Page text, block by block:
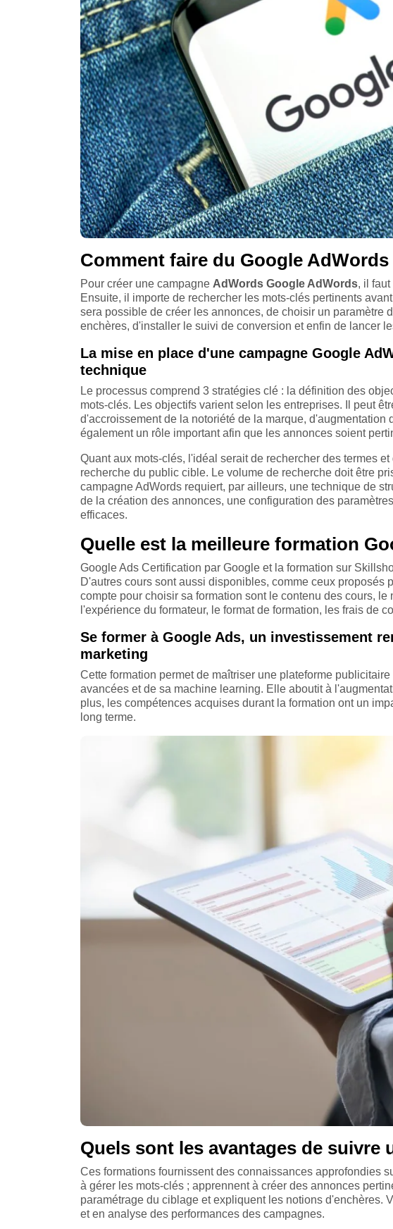
Comment faire du Google AdWords
Pour créer une campagne AdWords Google AdWords, il
Ensuite, il importe de rechercher les mots-clés pertinents
sera possible de créer les annonces, de choisir un paramètre
enchères, d'installer le suivi de conversion et enfin de lancer
La mise en place d'une campagne Google
technique
Le processus comprend 3 stratégies clé : la définition des
mots-clés. Les objectifs varient selon les entreprises. Il peut
d'accroissement de la notoriété de la marque,
également un rôle important afin que les annonces soient
Quant aux mots-clés, l'idéal serait de rechercher des termes
recherche du public cible. Le volume de recherche doit être
campagne AdWords requiert, par ailleurs, une technique de
de la création des annonces, une configuration des
efficaces.
Quelle est la meilleure formation
Google Ads Certification par Google et la formation sur
D'autres cours sont aussi disponibles, comme ceux proposés
compte pour choisir sa formation sont le contenu des cours,
l'expérience du formateur, le format de formation, les frais de
Se former à Google Ads, un investissement
marketing
Cette formation permet de maîtriser une plateforme
avancées et de sa machine learning. Elle aboutit à
plus, les compétences acquises durant la formation ont un
long terme.
Quels sont les avantages de suivre
Ces formations fournissent des connaissances approfondies
à gérer les mots-clés ; apprennent à créer des annonces
paramétrage du ciblage et expliquent les notions d'enchères.
et en analyse des performances des campagnes.